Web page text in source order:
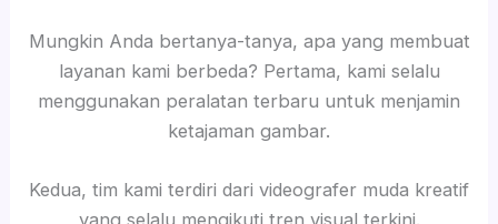
Mungkin Anda bertanya-tanya, apa yang membuat
layanan kami berbeda? Pertama, kami selalu
menggunakan peralatan terbaru untuk menjamin
ketajaman gambar.
Kedua, tim kami terdiri dari videografer muda kreatif